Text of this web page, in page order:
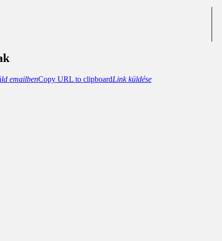
emailbenCopy URL to clipboardLink küldése